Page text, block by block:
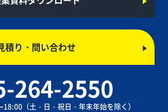
積り・問い合わせ
264-2550
18:00（土・日・祝日・年末年始を除く）